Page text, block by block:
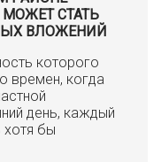
СТАТЬ
ВЛОЖЕНИЙ
которого
времен, когда
день, каждый
хотя бы